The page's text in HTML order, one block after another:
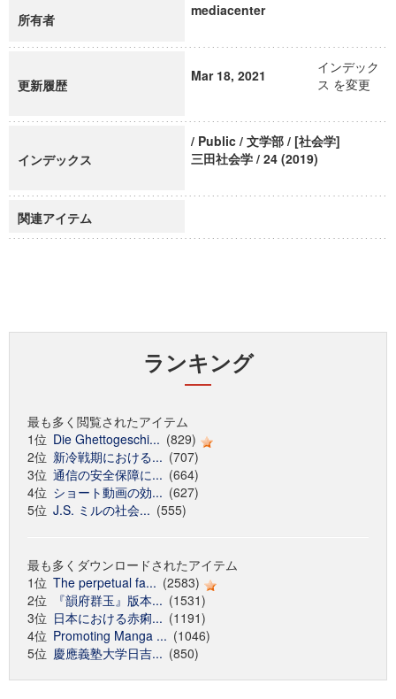
所有者
mediacenter
更新履歴
Mar 18, 2021
インデック
ス を変更
インデックス
/ Public / 文学部 / [社会学]
三田社会学 / 24 (2019)
関連アイテム
ランキング
最も多く閲覧されたアイテム
1位 Die Ghettogeschi... (829)
2位 新冷戦期における... (707)
3位 通信の安全保障に... (664)
4位 ショート動画の効... (627)
5位 J.S. ミルの社会... (555)
最も多くダウンロードされたアイテム
1位 The perpetual fa... (2583)
2位
『韻府群玉』版本... (1531)
3位 日本における赤痢... (1191)
4位 Promoting Manga ... (1046)
5位 慶應義塾大学日吉... (850)